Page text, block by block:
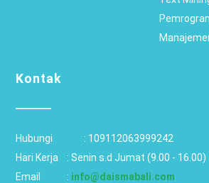
Kontak
Hubungi		: 109112063999242
Hari Kerja 	: Senin s.d Jumat (9.00 - 16.00)
Email 		: info@daismabali.com